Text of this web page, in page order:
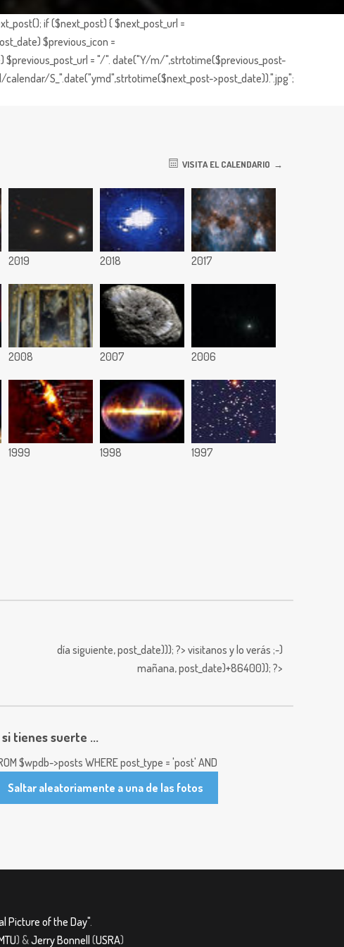
if ($next_post) { $next_post_url =
$previous_icon =
= "/". date("Y/m/",strtotime($previous_post-
S_".date("ymd",strtotime($next_post->post_date)).".jpg";
VISITA EL CALENDARIO
2019 2018 2017
2008 2007 2006
1999 1998 1997
día siguiente,post_date))); ?> visitanos y lo verás ;-)
mañana,post_date)+86400)); ?>
si tienes suerte ...
$wpdb->posts WHERE post_type = 'post' AND
Saltar aleatoriamente a una de las fotos
Picture of the Day".
) &Jerry Bonnell (USRA)